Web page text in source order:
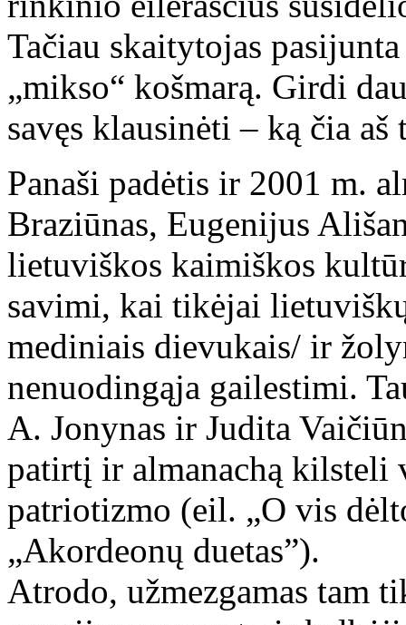
Tačiau skaitytojas
„mikso“ košmarą. Girdi
savęs klausinėti – ką čia
Panaši padėtis ir 2001 m.
Braziūnas, Eugenijus
lietuviškos kaimiškos
savimi, kai tikėjai
mediniais dievukais/ ir
nenuodingąja gailestimi.
A. Jonynas ir Judita
patirtį ir almanachą kilsteli
patriotizmo (eil. „O vis
„Akordeonų duetas”).
Atrodo, užmezgamas tam